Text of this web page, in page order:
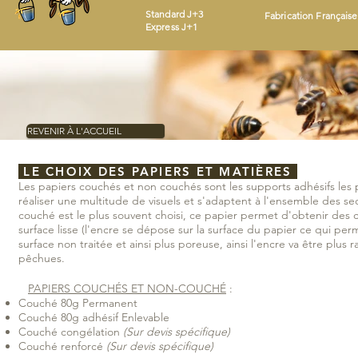
Standard J+3
Express J+1
Fabrication Française
LE CHOIX DES PAPIERS ET MATIÈRES
Les papiers couchés et non couchés sont les supports adhésifs
réaliser une multitude de visuels et s'adaptent à l'ensemble des
couché est le plus souvent choisi, ce papier permet d'obtenir
surface lisse (l'encre se dépose sur la surface du papier ce qui
surface non traitée et ainsi plus poreuse, ainsi l'encre va être
pêchues.
PAPIERS COUCHÉS ET NON-COUCHÉ :
Couché 80g Permanent
Couché 80g adhésif Enlevable
Couché congélation (Sur devis spécifique)
Couché renforcé (Sur devis spécifique)
REVENIR À L'ACCUEIL